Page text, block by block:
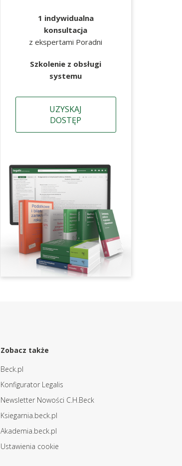
1 indywidualna
konsultacja
z ekspertami Poradni
Szkolenie z obsługi
systemu
UZYSKAJ
DOSTĘP
Zobacz także
Beck.pl
Konfigurator Legalis
Newsletter Nowości C.H.Beck
Ksiegarnia.beck.pl
Akademia.beck.pl
Ustawienia cookie